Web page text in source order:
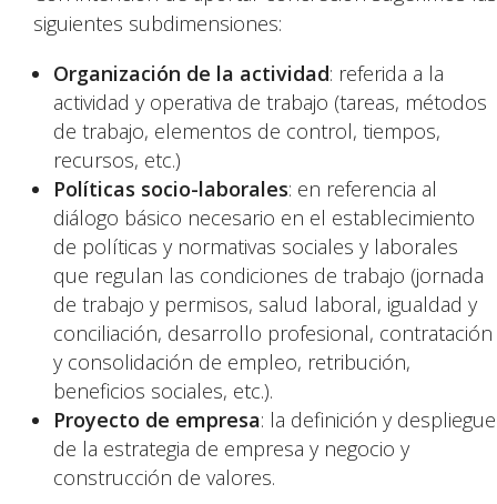
siguientes subdimensiones:
Organización de la actividad: referida a la
actividad y operativa de trabajo (tareas, métodos
de trabajo, elementos de control, tiempos,
recursos, etc.)
Políticas socio-laborales: en referencia al
diálogo básico necesario en el establecimiento
de políticas y normativas sociales y laborales
que regulan las condiciones de trabajo (jornada
de trabajo y permisos, salud laboral, igualdad y
conciliación, desarrollo profesional, contratación
y consolidación de empleo, retribución,
beneficios sociales, etc.).
Proyecto de empresa: la definición y despliegue
de la estrategia de empresa y negocio y
construcción de valores.